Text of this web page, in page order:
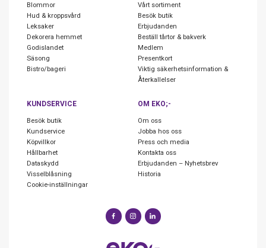
Blommor
Hud & kroppsvård
Leksaker
Dekorera hemmet
Godislandet
Säsong
Bistro/bageri
Vårt sortiment
Besök butik
Erbjudanden
Beställ tårtor & bakverk
Medlem
Presentkort
Viktig säkerhetsinformation &
Återkallelser
KUNDSERVICE
Besök butik
Kundservice
Köpvillkor
Hållbarhet
Dataskydd
Visselblåsning
Cookie-inställningar
OM EKO;-
Om oss
Jobba hos oss
Press och media
Kontakta oss
Erbjudanden – Nyhetsbrev
Historia